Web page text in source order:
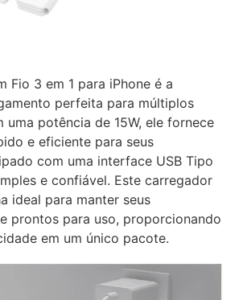
Fio 3 em 1 para iPhone é a
perfeita para múltiplos
uma potência de 15W, ele fornece
e eficiente para seus
com uma interface USB Tipo
e confiável. Este carregador
ideal para manter seus
prontos para uso, proporcionando
em um único pacote.